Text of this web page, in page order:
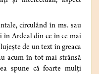
circulând în ms. sau
în Ardeal din ce în ce mai
de un text în greaca
acum în tot mai strânsă
spune că foarte mulți